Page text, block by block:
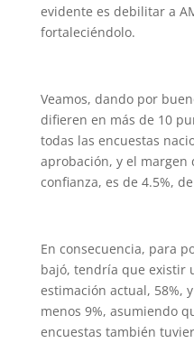
evidente es debilitar a
fortaleciéndolo.
Veamos, dando por
difieren en más de 10
todas las encuestas
aprobación, y el margen
confianza, es de 4.5%,
En consecuencia, para
bajó, tendría que existir
estimación actual, 58%,
menos 9%, asumiendo
encuestas también